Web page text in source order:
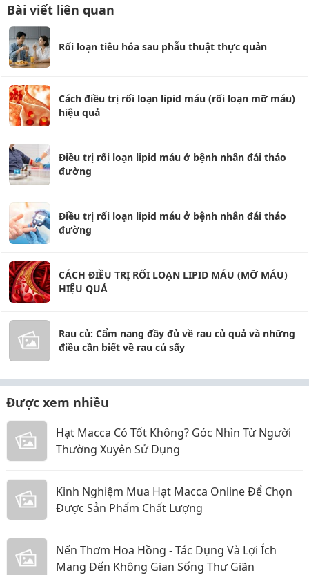
Bài viết liên quan
Rối loạn tiêu hóa sau phẫu thuật thực quản
Cách điều trị rối loạn lipid máu (rối loạn mỡ máu)
hiệu quả
Điều trị rối loạn lipid máu ở bệnh nhân đái tháo
đường
Điều trị rối loạn lipid máu ở bệnh nhân đái tháo
đường
CÁCH ĐIỀU TRỊ RỐI LOẠN LIPID MÁU (MỠ MÁU)
HIỆU QUẢ
Rau củ: Cẩm nang đầy đủ về rau củ quả và những
điều cần biết về rau củ sấy
Được xem nhiều
Hạt Macca Có Tốt Không? Góc Nhìn Từ Người
Thường Xuyên Sử Dụng
Kinh Nghiệm Mua Hạt Macca Online Để Chọn
Được Sản Phẩm Chất Lượng
Nến Thơm Hoa Hồng - Tác Dụng Và Lợi Ích
Mang Đến Không Gian Sống Thư Giãn